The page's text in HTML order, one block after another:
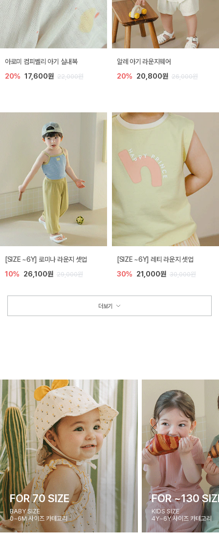
아로미 컴피벨리 아기 실내복
20% 17,600원 22,000원
알레 아기 라운지웨어
20% 20,800원 26,000원
[SIZE ~6Y] 로미나 라운지 셋업
10% 26,100원 29,000원
[SIZE ~6Y] 레티 라운지 셋업
30% 21,000원 30,000원
더보기
FOR 70 SIZE
BABY SIZE
0~6M 사이즈 카테고리
FOR ~130
KIDS SIZE
4Y~6Y 사이즈 카테고리